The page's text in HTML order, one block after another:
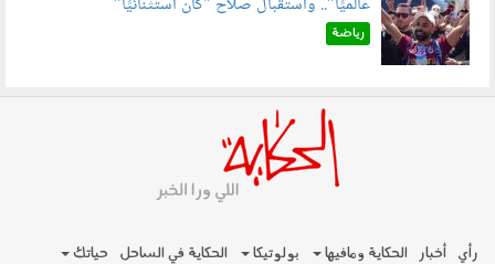
060803.jpg رياضة
رأي أخبار الحكاية ومافيها بولوتيكا الحكاية في الساحل حياتك